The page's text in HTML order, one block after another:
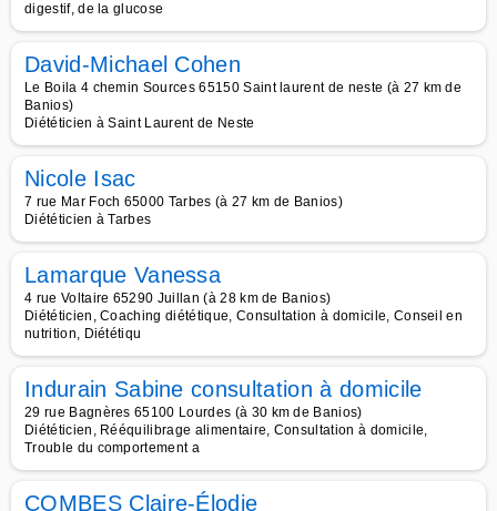
digestif, de la glucose
David-Michael Cohen
Le Boila 4 chemin Sources 65150 Saint laurent de neste (à 27 km de
Banios)
Diététicien à Saint Laurent de Neste
Nicole Isac
7 rue Mar Foch 65000 Tarbes (à 27 km de Banios)
Diététicien à Tarbes
Lamarque Vanessa
4 rue Voltaire 65290 Juillan (à 28 km de Banios)
Diététicien, Coaching diététique, Consultation à domicile, Conseil en
nutrition, Diététiqu
Indurain Sabine consultation à domicile
29 rue Bagnères 65100 Lourdes (à 30 km de Banios)
Diététicien, Rééquilibrage alimentaire, Consultation à domicile,
Trouble du comportement a
COMBES Claire-Élodie